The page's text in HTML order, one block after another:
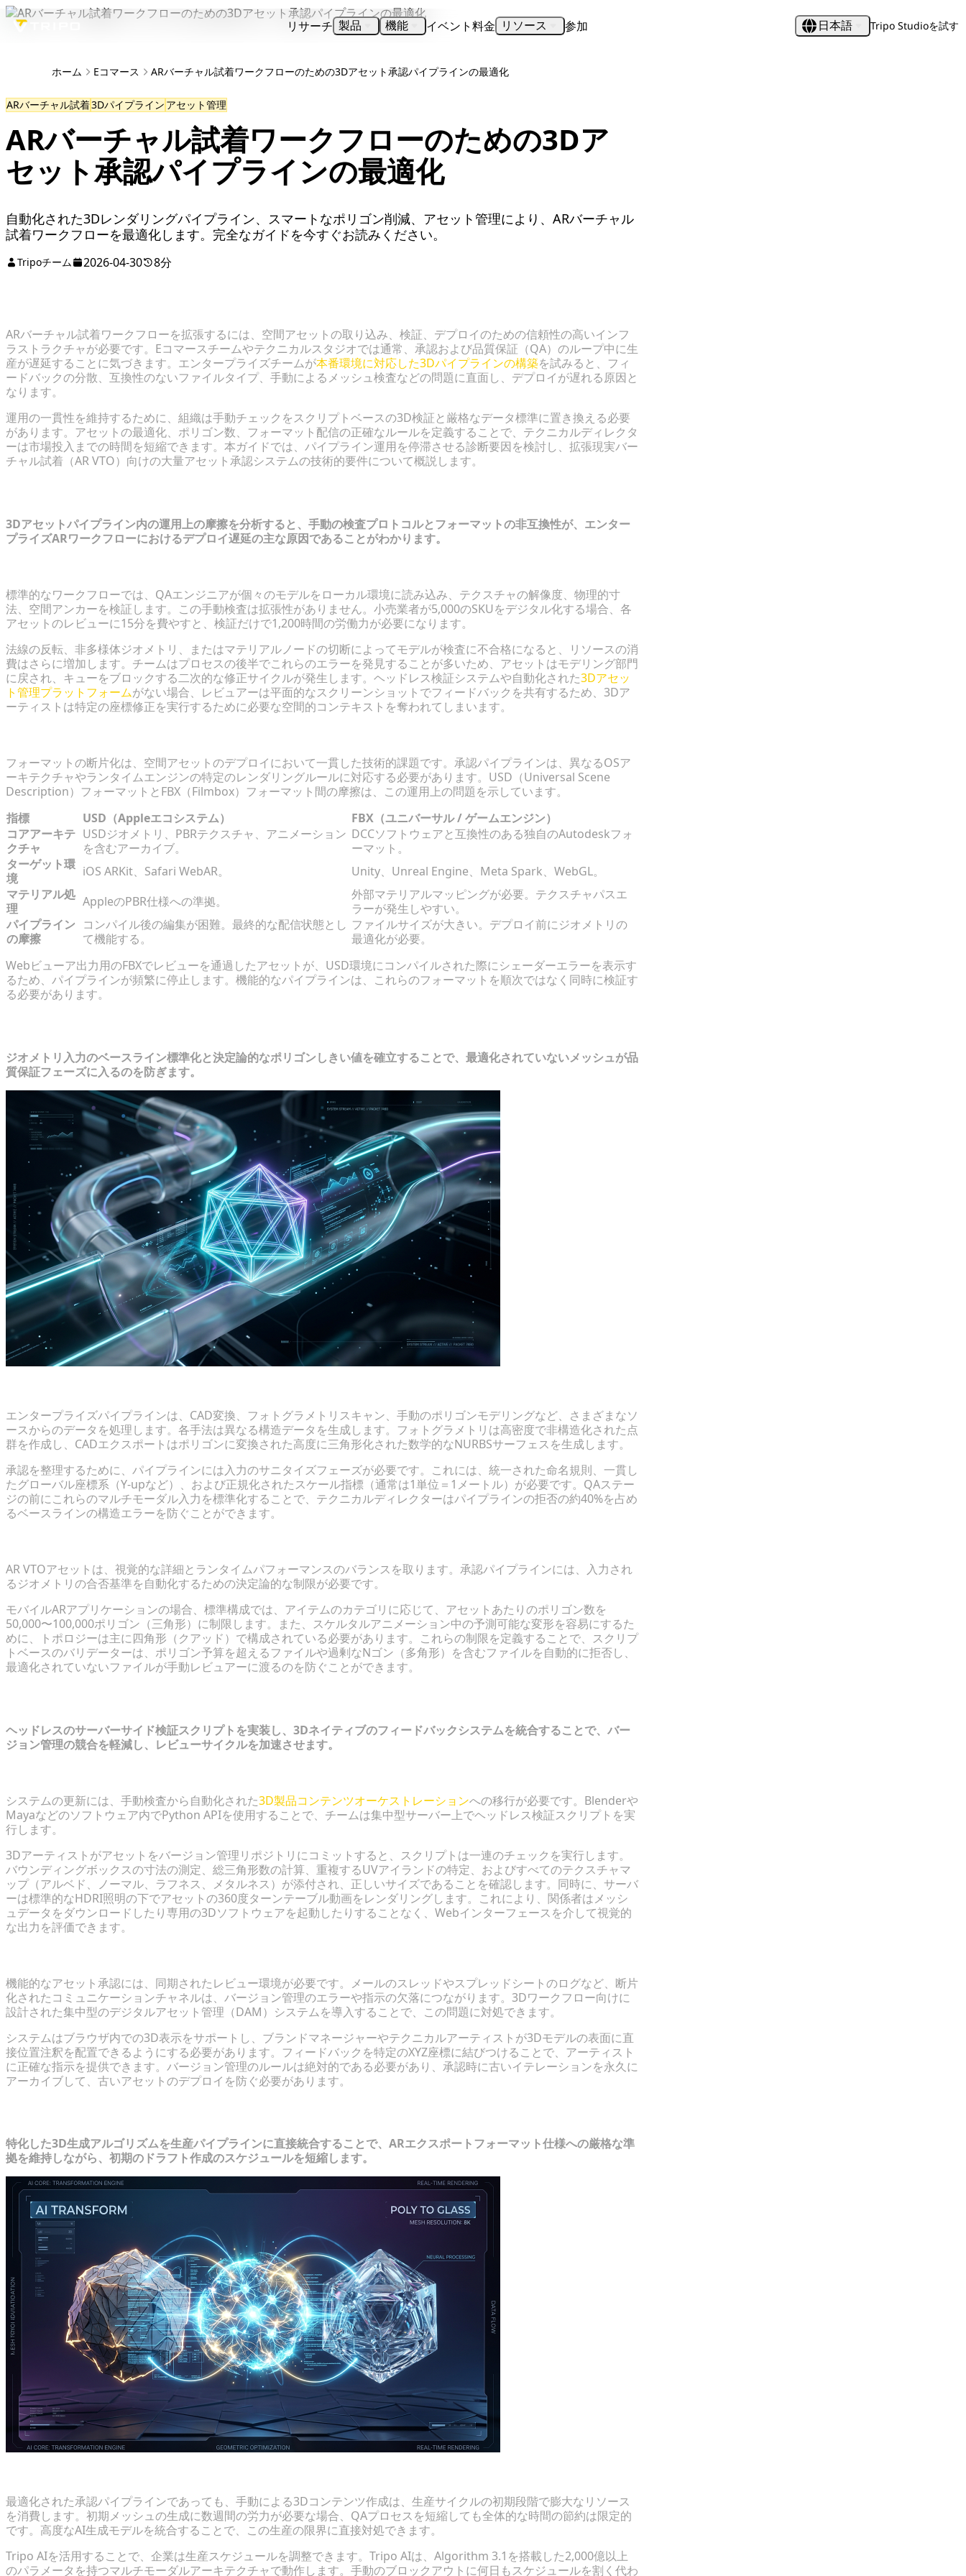
リサーチ 製品 機能 イベント料金 リソース 参加 日本語 Tripo Studioを試す
ホーム Eコマース ARバーチャル試着ワークフローのための3Dアセット承認パイプラインの最適化
ARバーチャル試着3Dパイプライン アセット管理
ARバーチャル試着ワークフローのための3Dア
セット承認パイプラインの最適化
自動化された3Dレンダリングパイプライン、スマートなポリゴン削減、アセット管理により、ARバーチャル
試着ワークフローを最適化します。完全なガイドを今すぐお読みください。
Tripoチーム 2026-04-30 8分
ARバーチャル試着ワークフローを拡張するには、空間アセットの取り込み、検証、デプロイのための信頼性の高いインフ
ラストラクチャが必要です。Eコマースチームやテクニカルスタジオでは通常、承認および品質保証（QA）のループ中に生
産が遅延することに気づきます。エンタープライズチームが本番環境に対応した3Dパイプラインの構築を試みると、フィ
ードバックの分散、互換性のないファイルタイプ、手動によるメッシュ検査などの問題に直面し、デプロイが遅れる原因と
なります。
運用の一貫性を維持するために、組織は手動チェックをスクリプトベースの3D検証と厳格なデータ標準に置き換える必要
があります。アセットの最適化、ポリゴン数、フォーマット配信の正確なルールを定義することで、テクニカルディレクタ
ーは市場投入までの時間を短縮できます。本ガイドでは、パイプライン運用を停滞させる診断要因を検討し、拡張現実バー
チャル試着（AR VTO）向けの大量アセット承認システムの技術的要件について概説します。
3Dアセットパイプライン内の運用上の摩擦を分析すると、手動の検査プロトコルとフォーマットの非互換性が、エンター
プライズARワークフローにおけるデプロイ遅延の主な原因であることがわかります。
標準的なワークフローでは、QAエンジニアが個々のモデルをローカル環境に読み込み、テクスチャの解像度、物理的寸
法、空間アンカーを検証します。この手動検査は拡張性がありません。小売業者が5,000のSKUをデジタル化する場合、各
アセットのレビューに15分を費やすと、検証だけで1,200時間の労働力が必要になります。
法線の反転、非多様体ジオメトリ、またはマテリアルノードの切断によってモデルが検査に不合格になると、リソースの消
費はさらに増加します。チームはプロセスの後半でこれらのエラーを発見することが多いため、アセットはモデリング部門
に戻され、キューをブロックする二次的な修正サイクルが発生します。ヘッドレス検証システムや自動化された3Dアセッ
ト管理プラットフォームがない場合、レビュアーは平面的なスクリーンショットでフィードバックを共有するため、3Dア
ーティストは特定の座標修正を実行するために必要な空間的コンテキストを奪われてしまいます。
フォーマットの断片化は、空間アセットのデプロイにおいて一貫した技術的課題です。承認パイプラインは、異なるOSア
ーキテクチャやランタイムエンジンの特定のレンダリングルールに対応する必要があります。USD（Universal Scene
Description）フォーマットとFBX（Filmbox）フォーマット間の摩擦は、この運用上の問題を示しています。
指標
USD（Appleエコシステム）
FBX（ユニバーサル / ゲームエンジン）
コアアーキテ
クチャ
USDジオメトリ、PBRテクスチャ、アニメーション
を含むアーカイブ。
DCCソフトウェアと互換性のある独自のAutodeskフォ
ーマット。
ターゲット環
境
iOS ARKit、Safari WebAR。
Unity、Unreal Engine、Meta Spark、WebGL。
マテリアル処
理
AppleのPBR仕様への準拠。
外部マテリアルマッピングが必要。テクスチャパスエ
ラーが発生しやすい。
パイプライン
の摩擦
コンパイル後の編集が困難。最終的な配信状態とし
て機能する。
ファイルサイズが大きい。デプロイ前にジオメトリの
最適化が必要。
Webビューア出力用のFBXでレビューを通過したアセットが、USD環境にコンパイルされた際にシェーダーエラーを表示す
るため、パイプラインが頻繁に停止します。機能的なパイプラインは、これらのフォーマットを順次ではなく同時に検証す
る必要があります。
ジオメトリ入力のベースライン標準化と決定論的なポリゴンしきい値を確立することで、最適化されていないメッシュが品
質保証フェーズに入るのを防ぎます。
エンタープライズパイプラインは、CAD変換、フォトグラメトリスキャン、手動のポリゴンモデリングなど、さまざまなソ
ースからのデータを処理します。各手法は異なる構造データを生成します。フォトグラメトリは高密度で非構造化された点
群を作成し、CADエクスポートはポリゴンに変換された高度に三角形化された数学的なNURBSサーフェスを生成します。
承認を整理するために、パイプラインには入力のサニタイズフェーズが必要です。これには、統一された命名規則、一貫し
たグローバル座標系（Y-upなど）、および正規化されたスケール指標（通常は1単位＝1メートル）が必要です。QAステー
ジの前にこれらのマルチモーダル入力を標準化することで、テクニカルディレクターはパイプラインの拒否の約40%を占め
るベースラインの構造エラーを防ぐことができます。
AR VTOアセットは、視覚的な詳細とランタイムパフォーマンスのバランスを取ります。承認パイプラインには、入力され
るジオメトリの合否基準を自動化するための決定論的な制限が必要です。
モバイルARアプリケーションの場合、標準構成では、アイテムのカテゴリに応じて、アセットあたりのポリゴン数を
50,000〜100,000ポリゴン（三角形）に制限します。また、スケルタルアニメーション中の予測可能な変形を容易にするた
めに、トポロジーは主に四角形（クアッド）で構成されている必要があります。これらの制限を定義することで、スクリプ
トベースのバリデーターは、ポリゴン予算を超えるファイルや過剰なNゴン（多角形）を含むファイルを自動的に拒否し、
最適化されていないファイルが手動レビュアーに渡るのを防ぐことができます。
ヘッドレスのサーバーサイド検証スクリプトを実装し、3Dネイティブのフィードバックシステムを統合することで、バー
ジョン管理の競合を軽減し、レビューサイクルを加速させます。
システムの更新には、手動検査から自動化された3D製品コンテンツオーケストレーションへの移行が必要です。Blenderや
Mayaなどのソフトウェア内でPython APIを使用することで、チームは集中型サーバー上でヘッドレス検証スクリプトを実
行します。
3Dアーティストがアセットをバージョン管理リポジトリにコミットすると、スクリプトは一連のチェックを実行します。
バウンディングボックスの寸法の測定、総三角形数の計算、重複するUVアイランドの特定、およびすべてのテクスチャマ
ップ（アルベド、ノーマル、ラフネス、メタルネス）が添付され、正しいサイズであることを確認します。同時に、サーバ
ーは標準的なHDRI照明の下でアセットの360度ターンテーブル動画をレンダリングします。これにより、関係者はメッシ
ュデータをダウンロードしたり専用の3Dソフトウェアを起動したりすることなく、Webインターフェースを介して視覚的
な出力を評価できます。
機能的なアセット承認には、同期されたレビュー環境が必要です。メールのスレッドやスプレッドシートのログなど、断片
化されたコミュニケーションチャネルは、バージョン管理のエラーや指示の欠落につながります。3Dワークフロー向けに
設計された集中型のデジタルアセット管理（DAM）システムを導入することで、この問題に対処できます。
システムはブラウザ内での3D表示をサポートし、ブランドマネージャーやテクニカルアーティストが3Dモデルの表面に直
接位置注釈を配置できるようにする必要があります。フィードバックを特定のXYZ座標に結びつけることで、アーティスト
に正確な指示を提供できます。バージョン管理のルールは絶対的である必要があり、承認時に古いイテレーションを永久に
アーカイブして、古いアセットのデプロイを防ぐ必要があります。
特化した3D生成アルゴリズムを生産パイプラインに直接統合することで、ARエクスポートフォーマット仕様への厳格な準
拠を維持しながら、初期のドラフト作成のスケジュールを短縮します。
最適化された承認パイプラインであっても、手動による3Dコンテンツ作成は、生産サイクルの初期段階で膨大なリソース
を消費します。初期メッシュの生成に数週間の労力が必要な場合、QAプロセスを短縮しても全体的な時間の節約は限定的
です。高度なAI生成モデルを統合することで、この生産の限界に直接対処できます。
Tripo AIを活用することで、企業は生産スケジュールを調整できます。Tripo AIは、Algorithm 3.1を搭載した2,000億以上
のパラメータを持つマルチモーダルアーキテクチャで動作します。手動のブロックアウトに何日もスケジュールを割く代わ